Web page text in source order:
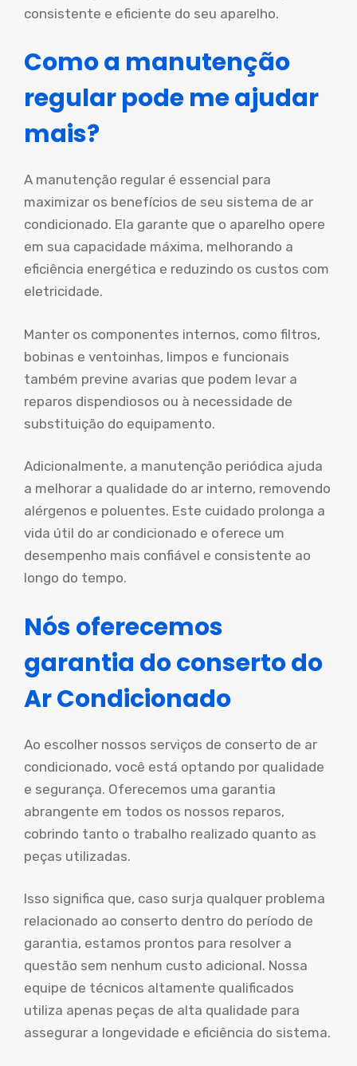
consistente e eficiente do seu aparelho.
Como a manutenção
regular pode me ajudar
mais?
A manutenção regular é essencial para
maximizar os benefícios de seu sistema de ar
condicionado. Ela garante que o aparelho opere
em sua capacidade máxima, melhorando a
eficiência energética e reduzindo os custos com
eletricidade.
Manter os componentes internos, como filtros,
bobinas e ventoinhas, limpos e funcionais
também previne avarias que podem levar a
reparos dispendiosos ou à necessidade de
substituição do equipamento.
Adicionalmente, a manutenção periódica ajuda
a melhorar a qualidade do ar interno, removendo
alérgenos e poluentes. Este cuidado prolonga a
vida útil do ar condicionado e oferece um
desempenho mais confiável e consistente ao
longo do tempo.
Nós oferecemos
garantia do conserto do
Ar Condicionado
Ao escolher nossos serviços de conserto de ar
condicionado, você está optando por qualidade
e segurança. Oferecemos uma garantia
abrangente em todos os nossos reparos,
cobrindo tanto o trabalho realizado quanto as
peças utilizadas.
Isso significa que, caso surja qualquer problema
relacionado ao conserto dentro do período de
garantia, estamos prontos para resolver a
questão sem nenhum custo adicional. Nossa
equipe de técnicos altamente qualificados
utiliza apenas peças de alta qualidade para
assegurar a longevidade e eficiência do sistema.